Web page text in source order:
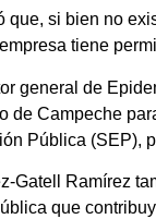
que, si bien no
tiene
general de
de Campeche
Pública (SEP),
Gatell Ramírez
que